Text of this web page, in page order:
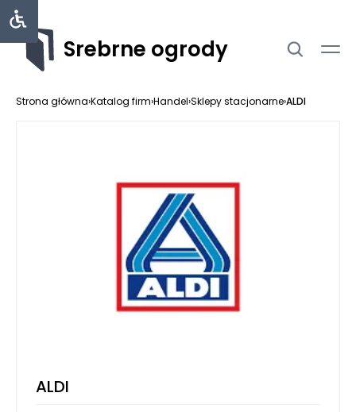
Srebrne ogrody
Strona główna›Katalog firm›Handel›Sklepy stacjonarne›ALDI
ALDI